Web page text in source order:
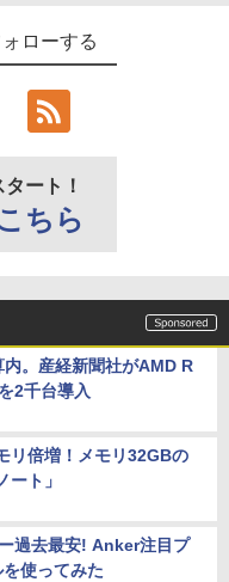
ローする
ート！
ちら
。産経新聞社がAMD R
2千台導入
リ倍増！メモリ32GBの
ート」
過去最安! Anker注目プ
使ってみた